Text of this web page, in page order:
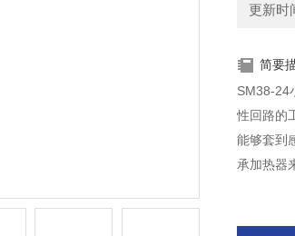
更新时
简要
SM38-24
性回路的
能够套到
承加热器